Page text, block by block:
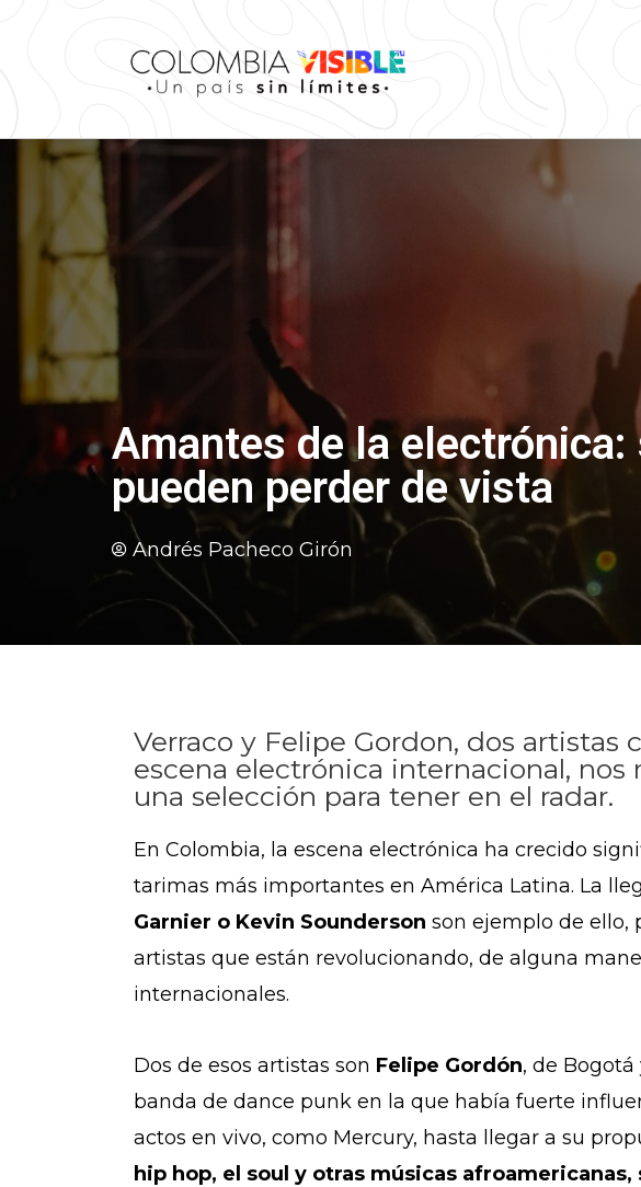
Amantes de la
pueden perder de vista
Andrés Pacheco Girón
Verraco y Felipe Gordon, dos
escena electrónica internacional,
una selección para tener en el radar.
En Colombia, la escena electrónica ha crecido
tarimas más importantes en América Latina. La
Garnier o Kevin Sounderson son ejemplo de ello,
artistas que están revolucionando, de alguna
internacionales.
Dos de esos artistas son Felipe Gordón, de Bogotá
banda de dance punk en la que había fuerte
actos en vivo, como Mercury, hasta llegar a su
hip hop, el soul y otras músicas